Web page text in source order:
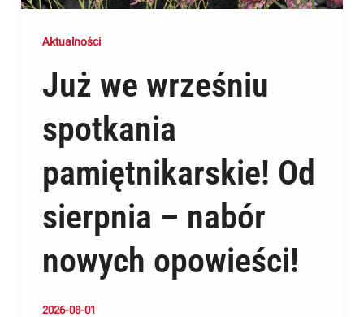
Aktualności
Już we wrześniu
spotkania
pamiętnikarskie! Od
sierpnia – nabór
nowych opowieści!
2026-08-01